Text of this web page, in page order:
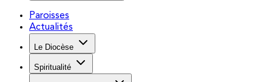
Paroisses
Actualités
Le Diocèse
Spiritualité